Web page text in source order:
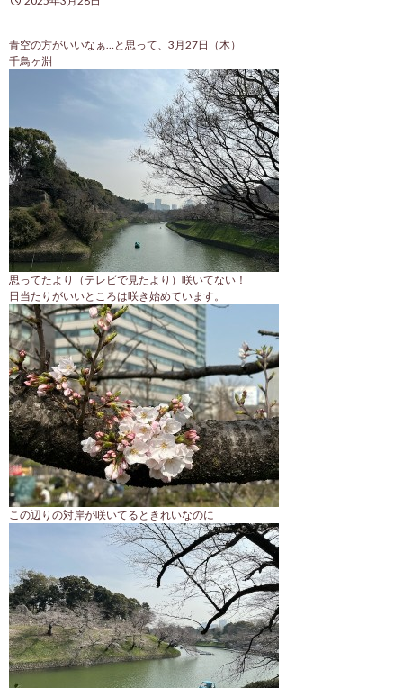
青空の方がいいなぁ…と思って、3月27日（木）
千鳥ヶ淵
思ってたより（テレビで見たより）咲いてない！
日当たりがいいところは咲き始めています。
この辺りの対岸が咲いてるときれいなのに